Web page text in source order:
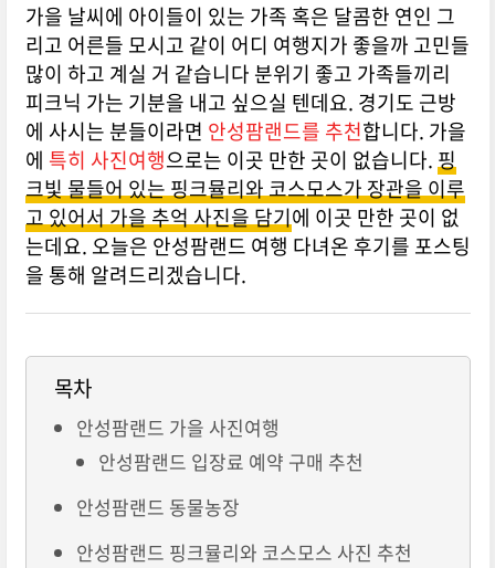
가을 날씨에 아이들이 있는 가족 혹은 달콤한 연인 그
리고 어른들 모시고 같이 어디 여행지가 좋을까 고민들
많이 하고 계실 거 같습니다 분위기 좋고 가족들끼리
피크닉 가는 기분을 내고 싶으실 텐데요. 경기도 근방
에 사시는 분들이라면 안성팜랜드를 추천합니다. 가을
에 특히 사진여행으로는 이곳 만한 곳이 없습니다.핑
크빛 물들어 있는 핑크뮬리와 코스모스가 장관을 이루
고 있어서 가을 추억 사진을 담기에 이곳 만한 곳이 없
는데요. 오늘은 안성팜랜드 여행 다녀온 후기를 포스팅
을 통해 알려드리겠습니다.
목차
안성팜랜드 가을 사진여행
안성팜랜드 입장료 예약 구매 추천
안성팜랜드 동물농장
안성팜랜드 핑크뮬리와 코스모스 사진 추천